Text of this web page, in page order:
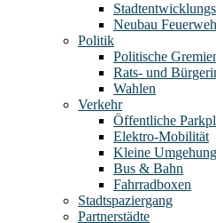
Neubau
Politik
Politische
Rats- und
Wahlen
Verkehr
Öffentliche
Elektro-Mobilität
Kleine
Bus & Bahn
Fahrradboxen
Stadtspaziergang
Partnerstädte